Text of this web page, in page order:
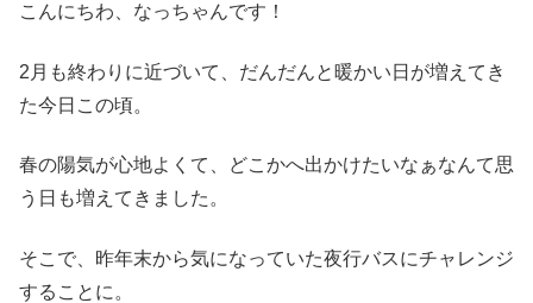
こんにちわ、なっちゃんです！
2月も終わりに近づいて、だんだんと暖かい日が増えてき
た今日この頃。
春の陽気が心地よくて、どこかへ出かけたいなぁなんて思
う日も増えてきました。
そこで、昨年末から気になっていた夜行バスにチャレンジ
することに。